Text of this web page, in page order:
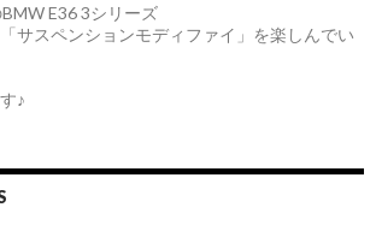
E36 3シリーズ
サスペンションモディファイ」を楽しんでい
♪